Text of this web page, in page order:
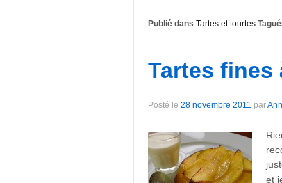
Publié dans Tartes et tourtes
Tartes fines
Posté le 28 novembre 2011 par
et